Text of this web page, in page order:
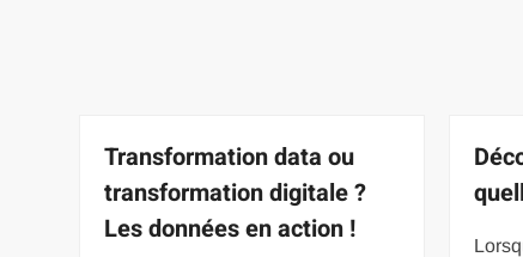
Transformation data ou
transformation digitale ?
Les données en action !